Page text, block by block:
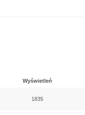
Wyświetleń
1835